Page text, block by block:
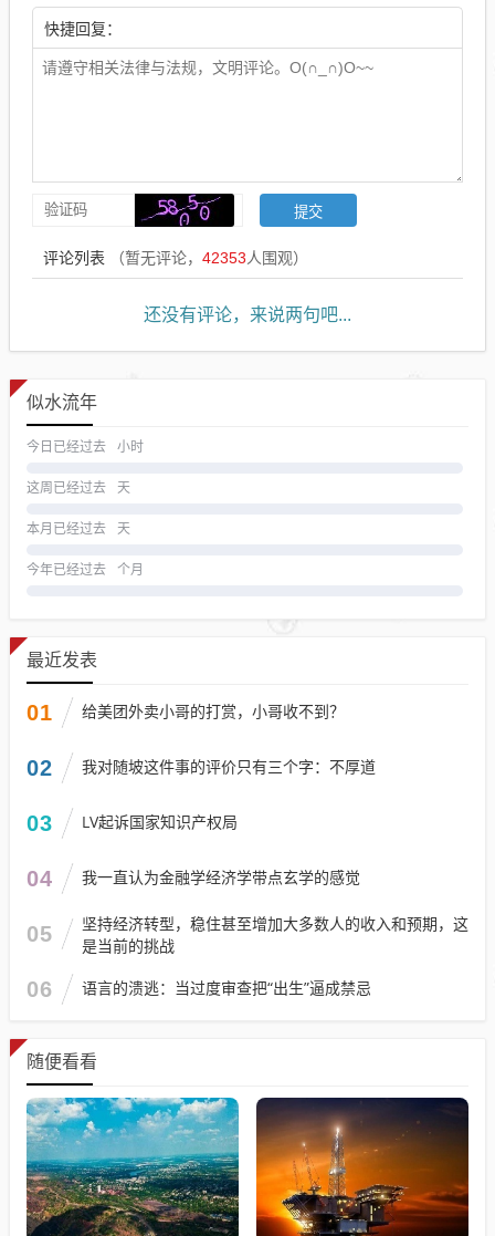
快捷回复：
评论列表 （暂无评论， 42353人围观）
还没有评论，来说两句吧...
似水流年
今日已经过去 小时
这周已经过去 天
本月已经过去 天
今年已经过去 个月
最近发表
01 给美团外卖小哥的打赏，小哥收不到？
02 我对随坡这件事的评价只有三个字：不厚道
03 LV起诉国家知识产权局
04 我一直认为金融学经济学带点玄学的感觉
05
坚持经济转型，稳住甚至增加大多数人的收入和预期，这
是当前的挑战
06 语言的溃逃：当过度审查把“出生”逼成禁忌
随便看看